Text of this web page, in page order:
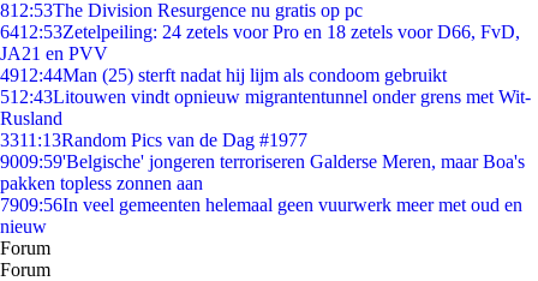
812:53The Division Resurgence nu gratis op pc
6412:53Zetelpeiling: 24 zetels voor Pro en 18 zetels voor D66, FvD,
JA21 en PVV
4912:44Man (25) sterft nadat hij lijm als condoom gebruikt
512:43Litouwen vindt opnieuw migrantentunnel onder grens met Wit-
Rusland
3311:13Random Pics van de Dag #1977
9009:59'Belgische' jongeren terroriseren Galderse Meren, maar Boa's
pakken topless zonnen aan
7909:56In veel gemeenten helemaal geen vuurwerk meer met oud en
nieuw
Forum
Forum